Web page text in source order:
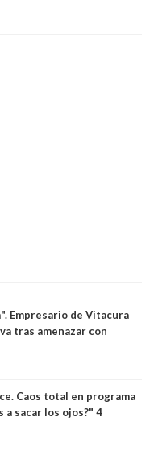
y Fabiola Campillai en
Empresario de Vitacura
tras amenazar con
camioneta
Caos total en programa
a sacar los ojos?" 4
ciego a Gustavo Gatica: